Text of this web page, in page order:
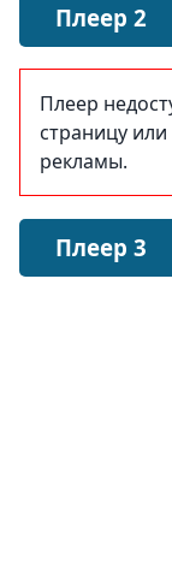
Плеер 2
Плеер
страницу
рекламы.
Плеер 3